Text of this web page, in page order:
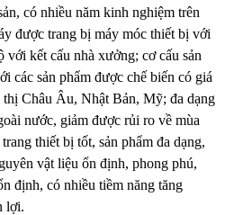
có nhiều năm kinh nghiệm trên
được trang bị máy móc thiết bị với
với kết cấu nhà xưởng; cơ cấu sản
các sản phẩm được chế biến có giá
thị Châu Âu, Nhật Bản, Mỹ; đa dạng
nước, giảm được rủi ro về mùa
thiết bị tốt, sản phẩm đa dạng,
vật liệu ổn định, phong phú,
định, có nhiều tiềm năng tăng
lợi.